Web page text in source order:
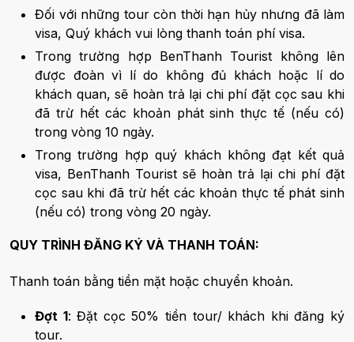
Đối với những tour còn thời hạn hủy nhưng đã làm
visa, Quý khách vui lòng thanh toán phí visa.
Trong trường hợp BenThanh Tourist không lên
được đoàn vì lí do không đủ khách hoặc lí do
khách quan, sẽ hoàn trả lại chi phí đặt cọc sau khi
đã trừ hết các khoản phát sinh thực tế (nếu có)
trong vòng 10 ngày.
Trong trường hợp quý khách không đạt kết quả
visa, BenThanh Tourist sẽ hoàn trả lại chi phí đặt
cọc sau khi đã trừ hết các khoản thực tế phát sinh
(nếu có) trong vòng 20 ngày.
QUY TRÌNH ĐĂNG KÝ VÀ THANH TOÁN:
Thanh toán bằng tiền mặt hoặc chuyển khoản.
Đợt 1: Đặt cọc 50% tiền tour/ khách khi đăng ký
tour.